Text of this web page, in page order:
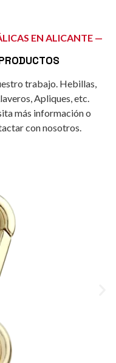
EN ALICANTE —
trabajo. Hebillas,
Apliques, etc.
más información o
con nosotros.